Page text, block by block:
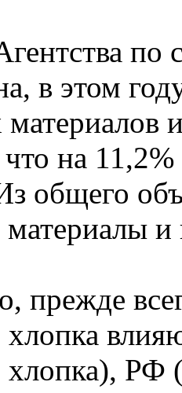
по
в этом
на
общего
материалы
прежде
хлопка
хлопка),